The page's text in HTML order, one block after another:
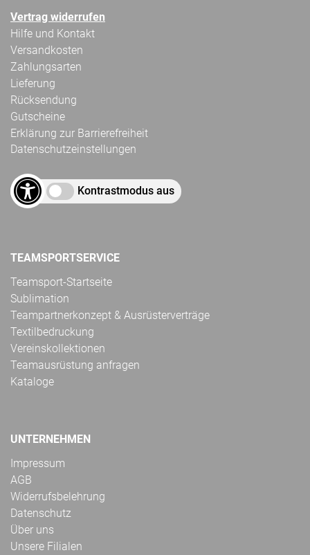
Vertrag widerrufen
Hilfe und Kontakt
Versandkosten
Zahlungsarten
Lieferung
Rücksendung
Gutscheine
Erklärung zur Barrierefreiheit
Datenschutzeinstellungen
Kontrastmodus aus
TEAMSPORTSERVICE
Teamsport-Startseite
Sublimation
Teampartnerkonzept & Ausrüsterverträge
Textilbedruckung
Vereinskollektionen
Teamausrüstung anfragen
Kataloge
UNTERNEHMEN
Impressum
AGB
Widerrufsbelehrung
Datenschutz
Über uns
Unsere Filialen